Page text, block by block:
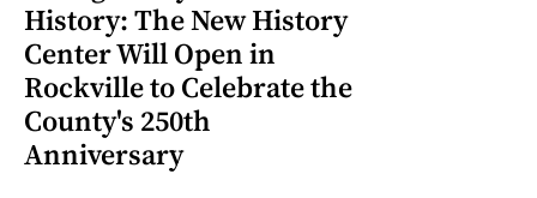
History: The New History
Center Will Open in
Rockville to Celebrate the
County's 250th
Anniversary